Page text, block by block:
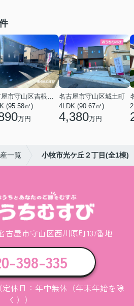
(95.58㎡)
万円
名古屋市守山区城土町
4LDK (90.67㎡)
4,380万円
一覧 小牧市光ケ丘２丁目(全1棟)
屋市守山区西川原町137番地
398-335
休日：年中無休（年末年始を除
く））